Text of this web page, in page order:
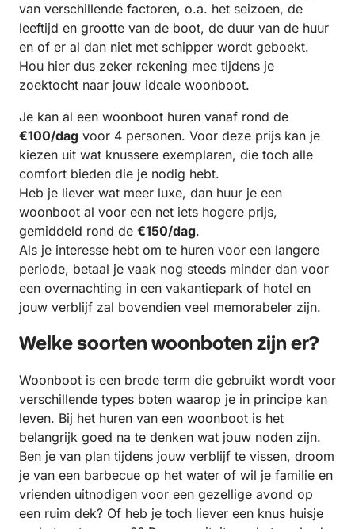
van verschillende factoren, o.a. het seizoen, de
leeftijd en grootte van de boot, de duur van de huur
en of er al dan niet met schipper wordt geboekt.
Hou hier dus zeker rekening mee tijdens je
zoektocht naar jouw ideale woonboot.
Je kan al een woonboot huren vanaf rond de
€100/dag voor 4 personen. Voor deze prijs kan je
kiezen uit wat knussere exemplaren, die toch alle
comfort bieden die je nodig hebt.
Heb je liever wat meer luxe, dan huur je een
woonboot al voor een net iets hogere prijs,
gemiddeld rond de €150/dag.
Als je interesse hebt om te huren voor een langere
periode, betaal je vaak nog steeds minder dan voor
een overnachting in een vakantiepark of hotel en
jouw verblijf zal bovendien veel memorabeler zijn.
Welke soorten woonboten zijn er?
Woonboot is een brede term die gebruikt wordt voor
verschillende types boten waarop je in principe kan
leven. Bij het huren van een woonboot is het
belangrijk goed na te denken wat jouw noden zijn.
Ben je van plan tijdens jouw verblijf te vissen, droom
je van een barbecue op het water of wil je familie en
vrienden uitnodigen voor een gezellige avond op
een ruim dek? Of heb je toch liever een knus huisje